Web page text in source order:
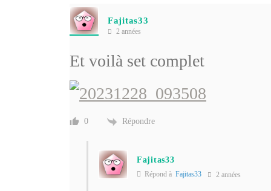
Fajitas33
2 années
Et voilà set complet
0 Répondre
Fajitas33
Répond à Fajitas33 2 années